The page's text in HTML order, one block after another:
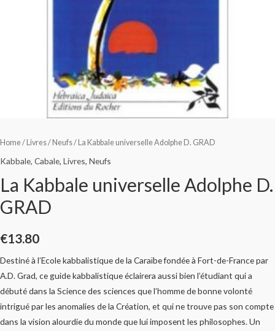
Home/ Livres/ Neufs/ La Kabbale universelle Adolphe D. GRAD
Kabbale, Cabale, Livres, Neufs
La Kabbale universelle Adolphe D.
GRAD
€13.80
Destiné à l’Ecole kabbalistique de la Caraïbe fondée à Fort-de-France par
A.D. Grad, ce guide kabbalistique éclairera aussi bien l’étudiant qui a
débuté dans la Science des sciences que l’homme de bonne volonté
intrigué par les anomalies de la Création, et qui ne trouve pas son compte
dans la vision alourdie du monde que lui imposent les philosophes. Un